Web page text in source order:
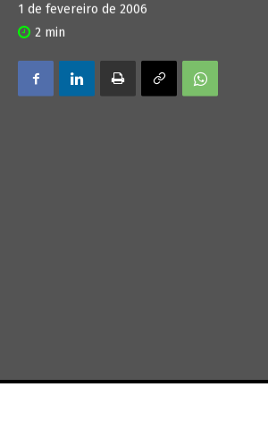
1 de fevereiro de 2006
2 min